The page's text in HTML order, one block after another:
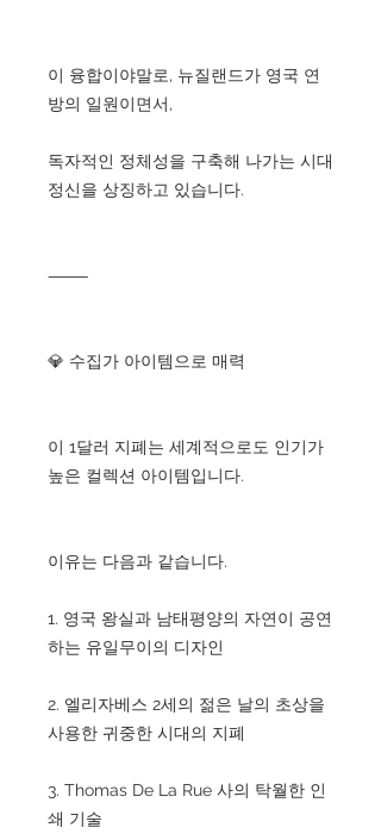
이 융합이야말로, 뉴질랜드가 영국 연
방의 일원이면서,
독자적인 정체성을 구축해 나가는 시대
정신을 상징하고 있습니다.
⸻
💎 수집가 아이템으로 매력
이 1달러 지폐는 세계적으로도 인기가
높은 컬렉션 아이템입니다.
이유는 다음과 같습니다.
1. 영국 왕실과 남태평양의 자연이 공연
하는 유일무이의 디자인
2. 엘리자베스 2세의 젊은 날의 초상을
사용한 귀중한 시대의 지폐
3. Thomas De La Rue 사의 탁월한 인
쇄 기술